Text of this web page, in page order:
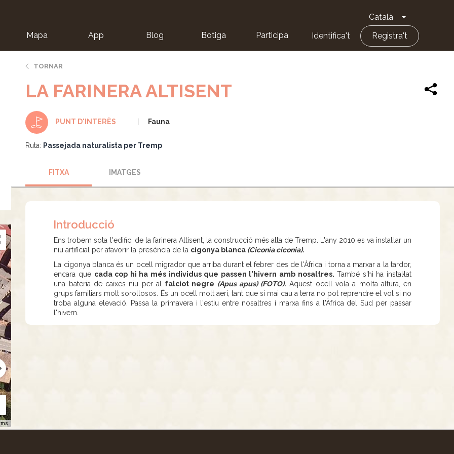
Català Toggle
Mapa App Blog Botiga Participa Identifica't Registra't
TORNAR
LA FARINERA ALTISENT
PUNT D'INTERÈS Fauna
Ruta: Passejada naturalista per Tremp
FITXA IMATGES
Introducció
Ens trobem sota l'edifici de la farinera Altisent, la construcció més alta de Tremp. L'any 2010 es va instal·lar un
niu artificial per afavorir la presència de la cigonya blanca (Ciconia ciconia).
La cigonya blanca és un ocell migrador que arriba durant el febrer des de l'Àfrica i torna a marxar a la tardor,
encara que cada cop hi ha més individus que passen l'hivern amb nosaltres. També s'hi ha instal·lat
una bateria de caixes niu per al falciot negre (Apus apus) (FOTO). Aquest ocell vola a molta altura, en
grups familiars molt sorollosos. És un ocell molt aeri, tant que si mai cau a terra no pot reprendre el vol si no
troba alguna elevació. Passa la primavera i l'estiu entre nosaltres i marxa fins a l'Àfrica del Sud per passar
l'hivern.